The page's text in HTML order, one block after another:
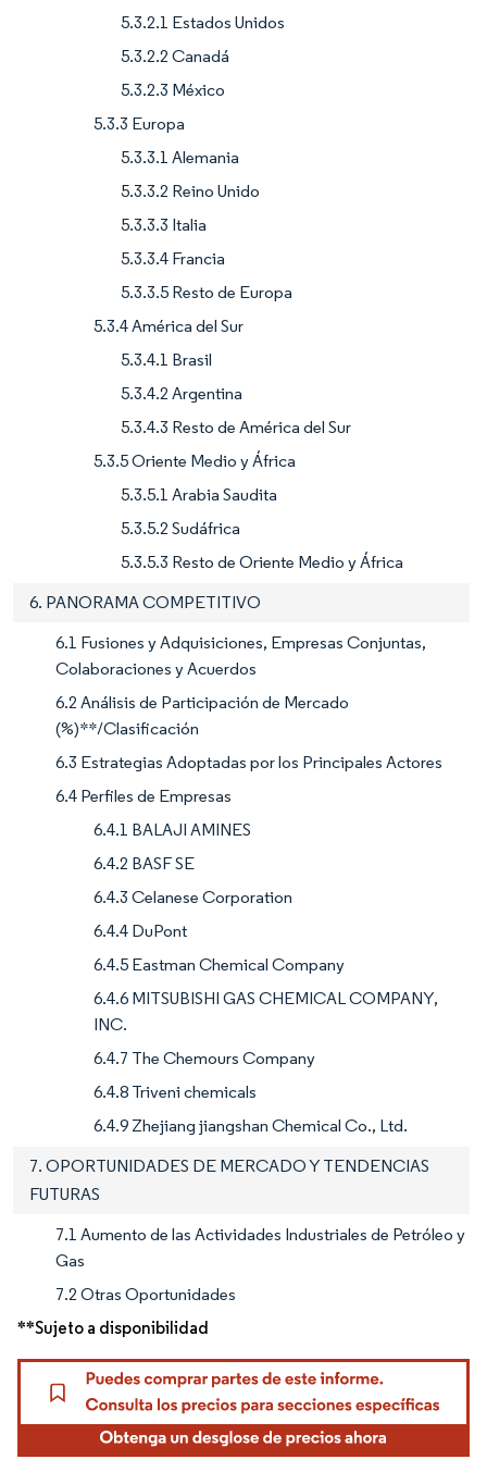
5.3.2.1 Estados Unidos
5.3.2.2 Canadá
5.3.2.3 México
5.3.3 Europa
5.3.3.1 Alemania
5.3.3.2 Reino Unido
5.3.3.3 Italia
5.3.3.4 Francia
5.3.3.5 Resto de Europa
5.3.4 América del Sur
5.3.4.1 Brasil
5.3.4.2 Argentina
5.3.4.3 Resto de América del Sur
5.3.5 Oriente Medio y África
5.3.5.1 Arabia Saudita
5.3.5.2 Sudáfrica
5.3.5.3 Resto de Oriente Medio y África
6. PANORAMA COMPETITIVO
6.1 Fusiones y Adquisiciones, Empresas Conjuntas,
Colaboraciones y Acuerdos
6.2 Análisis de Participación de Mercado
(%)**/Clasificación
6.3 Estrategias Adoptadas por los Principales Actores
6.4 Perfiles de Empresas
6.4.1 BALAJI AMINES
6.4.2 BASF SE
6.4.3 Celanese Corporation
6.4.4 DuPont
6.4.5 Eastman Chemical Company
6.4.6 MITSUBISHI GAS CHEMICAL COMPANY,
INC.
6.4.7 The Chemours Company
6.4.8 Triveni chemicals
6.4.9 Zhejiang jiangshan Chemical Co., Ltd.
7. OPORTUNIDADES DE MERCADO Y TENDENCIAS
FUTURAS
7.1 Aumento de las Actividades Industriales de Petróleo y
Gas
7.2 Otras Oportunidades
**Sujeto a disponibilidad